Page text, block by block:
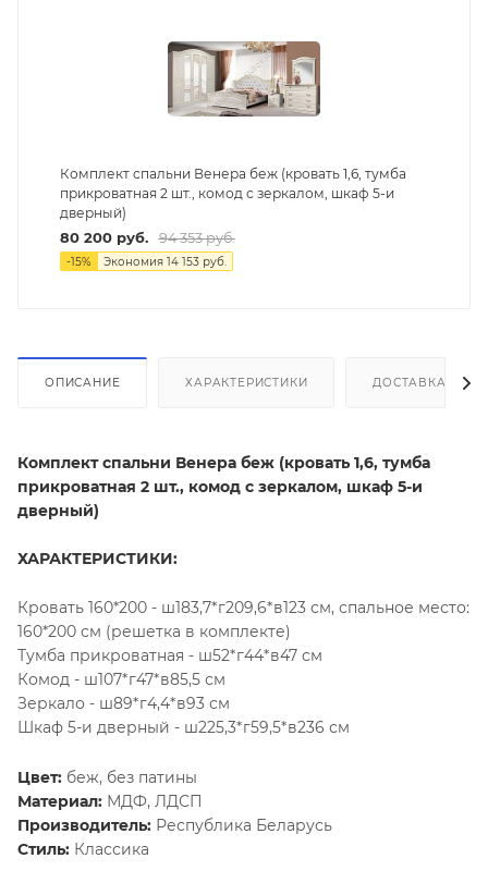
Комплект спальни Венера беж (кровать 1,6, тумба
прикроватная 2 шт., комод с зеркалом, шкаф 5-и
дверный)
80 200руб. 94 353руб.
-15% Экономия 14 153руб.
ОПИСАНИЕ ХАРАКТЕРИСТИКИ ДОСТАВКА И
Комплект спальни Венера беж (кровать 1,6, тумба
прикроватная 2 шт., комод с зеркалом, шкаф 5-и
дверный)
ХАРАКТЕРИСТИКИ:
Кровать 160*200 - ш183,7*г209,6*в123 см, спальное место:
160*200 см (решетка в комплекте)
Тумба прикроватная - ш52*г44*в47 см
Комод - ш107*г47*в85,5 см
Зеркало - ш89*г4,4*в93 см
Шкаф 5-и дверный - ш225,3*г59,5*в236 см
Цвет: беж, без патины
Материал: МДФ, ЛДСП
Производитель: Республика Беларусь
Стиль: Классика